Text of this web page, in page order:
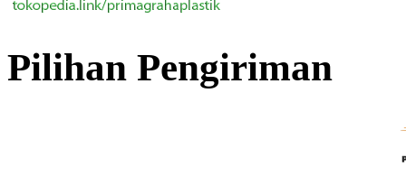
Pilihan Pengiriman